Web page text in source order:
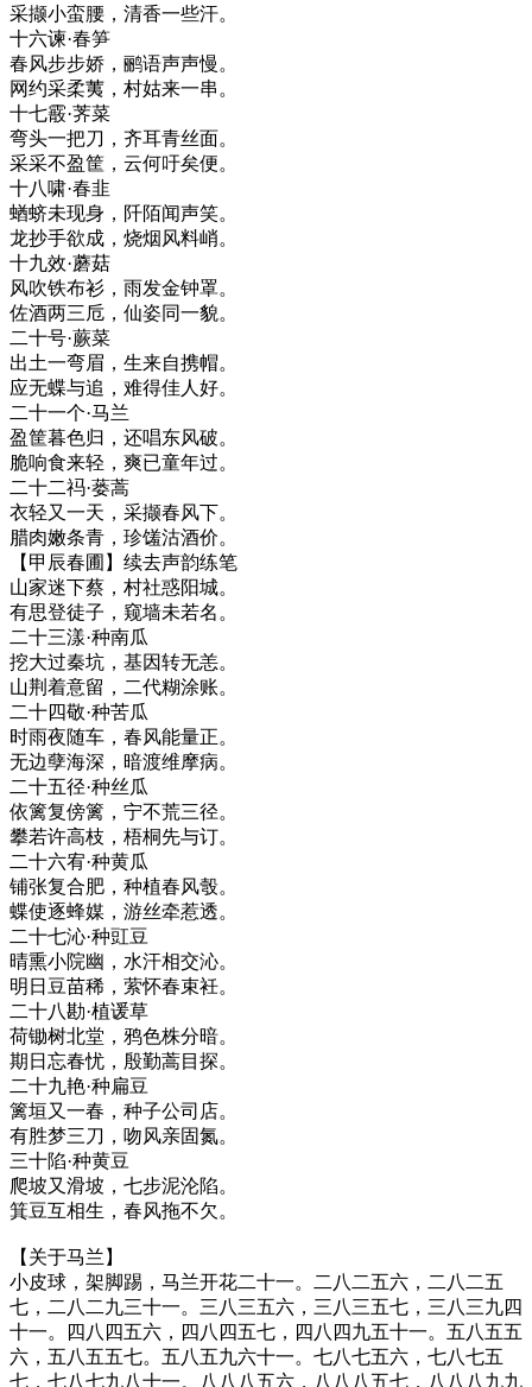
采撷小蛮腰，清香一些汗。
十六谏·春笋
春风步步娇，鹂语声声慢。
网约采柔荑，村姑来一串。
十七霰·荠菜
弯头一把刀，齐耳青丝面。
采采不盈筐，云何吁矣便。
十八啸·春韭
蝤蛴未现身，阡陌闻声笑。
龙抄手欲成，烧烟风料峭。
十九效·蘑菇
风吹铁布衫，雨发金钟罩。
佐酒两三卮，仙姿同一貌。
二十号·蕨菜
出土一弯眉，生来自携帽。
应无蝶与追，难得佳人好。
二十一个·马兰
盈筐暮色归，还唱东风破。
脆响食来轻，爽已童年过。
二十二祃·蒌蒿
衣轻又一天，采撷春风下。
腊肉嫩条青，珍馐沽酒价。
【甲辰春圃】续去声韵练笔
山家迷下蔡，村社惑阳城。
有思登徒子，窥墙未若名。
二十三漾·种南瓜
挖大过秦坑，基因转无恙。
山荆着意留，二代糊涂账。
二十四敬·种苦瓜
时雨夜随车，春风能量正。
无边孽海深，暗渡维摩病。
二十五径·种丝瓜
依篱复傍篱，宁不荒三径。
攀若许高枝，梧桐先与订。
二十六宥·种黄瓜
铺张复合肥，种植春风彀。
蝶使逐蜂媒，游丝牵惹透。
二十七沁·种豇豆
晴熏小院幽，水汗相交沁。
明日豆苗稀，萦怀春束衽。
二十八勘·植谖草
荷锄树北堂，鸦色株分暗。
期日忘春忧，殷勤蒿目探。
二十九艳·种扁豆
篱垣又一春，种子公司店。
有胜梦三刀，吻风亲固氮。
三十陷·种黄豆
爬坡又滑坡，七步泥沦陷。
箕豆互相生，春风拖不欠。
【关于马兰】
小皮球，架脚踢，马兰开花二十一。二八二五六，二八二五
七，二八二九三十一。三八三五六，三八三五七，三八三九四
十一。四八四五六，四八四五七，四八四九五十一。五八五五
六，五八五五七。五八五九六十一。七八七五六，七八七五
七，七八七九八十一。八八八五六，八八八五七，八八八九九